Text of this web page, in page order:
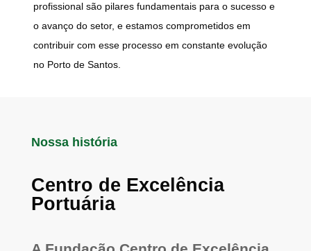
profissional são pilares fundamentais para o sucesso e
o avanço do setor, e estamos comprometidos em
contribuir com esse processo em constante evolução
no Porto de Santos.
Nossa história
Centro de Excelência
Portuária